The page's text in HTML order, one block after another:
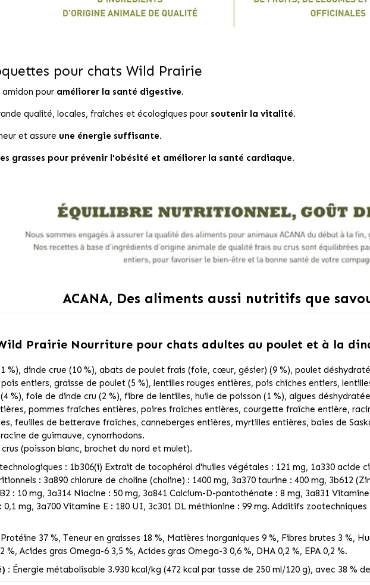
pour chats Wild Prairie
pour améliorer la santé digestive.
qualité, locales, fraîches et écologiques pour soutenir la vitalité.
et assure une énergie suffisante.
grasses pour prévenir l'obésité et améliorer la santé cardiaque.
ACANA, Des aliments aussi nutritifs que
Prairie Nourriture pour chats adultes au poulet et à la
%), dinde crue (10 %), abats de poulet frais (foie, cœur, gésier) (9 %), poulet
entiers, graisse de poulet (5 %), lentilles rouges entières, pois chiches entiers,
%), foie de dinde cru (2 %), fibre de lentilles, huile de poisson (1 %), algues
pommes fraîches entières, poires fraîches entières, courgette fraîche entière,
feuilles de betterave fraîches, canneberges entières, myrtilles entières, baies de
de guimauve, cynorrhodons.
(poisson blanc, brochet du nord et mulet).
: 1b306(i) Extrait de tocophérol d'huiles végétales : 121 mg, 1a330 acide
: 3a890 chlorure de choline (choline) : 1400 mg, 3a370 taurine : 400 mg, 3b612
: 10 mg, 3a314 Niacine : 50 mg, 3a841 Calcium-D-pantothénate : 8 mg, 3a831
0,1 mg, 3a700 Vitamine E : 180 UI, 3c301 DL méthionine : 99 mg. Additifs
Protéine 37 %, Teneur en graisses 18 %, Matières inorganiques 9 %, Fibres brutes 3 %,
%, Acides gras Omega-6 3,5 %, Acides gras Omega-3 0,6 %, DHA 0,2 %, EPA 0,2 %.
: Énergie métabolisable 3.930 kcal/kg (472 kcal par tasse de 250 ml/120 g), avec 38 %